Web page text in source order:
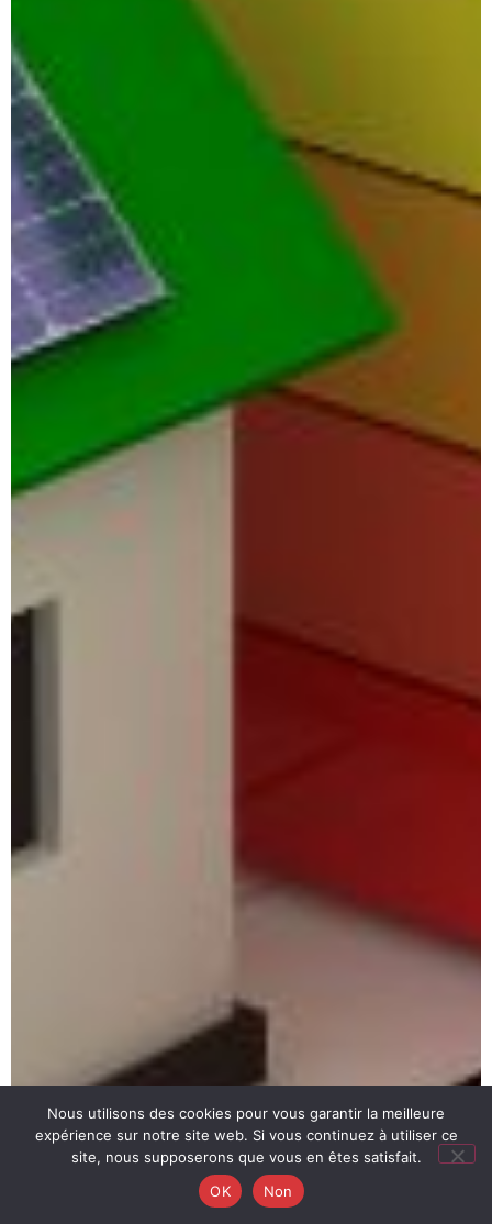
Nous utilisons des cookies pour vous garantir la meilleure
expérience sur notre site web. Si vous continuez à utiliser ce
site, nous supposerons que vous en êtes satisfait.
OK
Non